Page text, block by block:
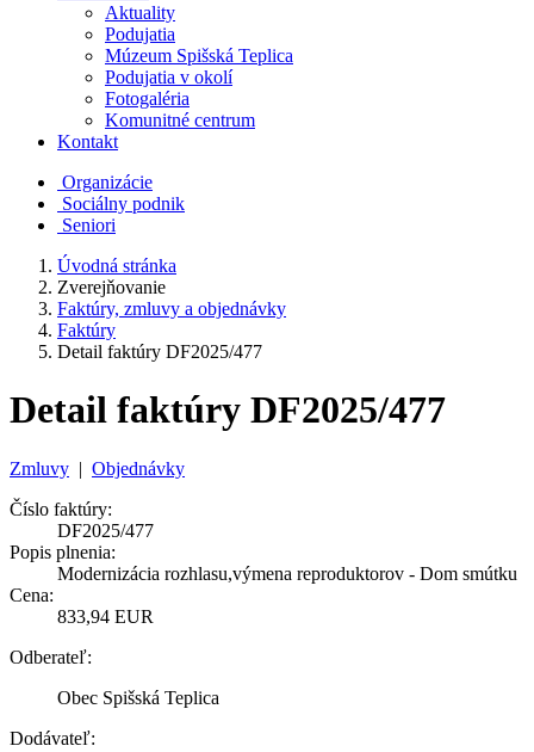
Aktuality
Podujatia
Múzeum Spišská Teplica
Podujatia v okolí
Fotogaléria
Komunitné centrum
Kontakt
Organizácie
Sociálny podnik
Seniori
Úvodná stránka
Zverejňovanie
Faktúry, zmluvy a objednávky
Faktúry
Detail faktúry DF2025/477
Detail faktúry DF2025/477
Zmluvy | Objednávky
Číslo faktúry:
DF2025/477
Popis plnenia:
Modernizácia rozhlasu,výmena reproduktorov - Dom smútku
Cena:
833,94 EUR
Odberateľ:
Obec Spišská Teplica
Dodávateľ: